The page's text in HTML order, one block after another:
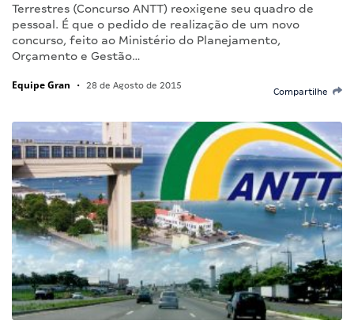
Terrestres (Concurso ANTT) reoxigene seu quadro de
pessoal. É que o pedido de realização de um novo
concurso, feito ao Ministério do Planejamento,
Orçamento e Gestão…
Equipe Gran • 28 de Agosto de 2015
Compartilhe